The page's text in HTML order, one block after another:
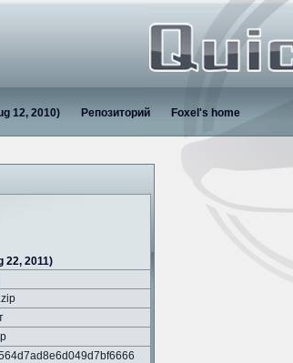
12, 2010) Репозиторий Foxel's home
22, 2011)